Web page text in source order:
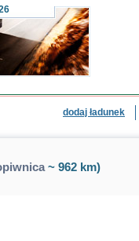
dodaj ładunek
~ 962 km)